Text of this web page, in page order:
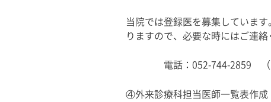
当院では登録医を募集していま
りますので、必要な時にはご連絡
電話：052-744-2859 （受
④外来診療科担当医師一覧表作成